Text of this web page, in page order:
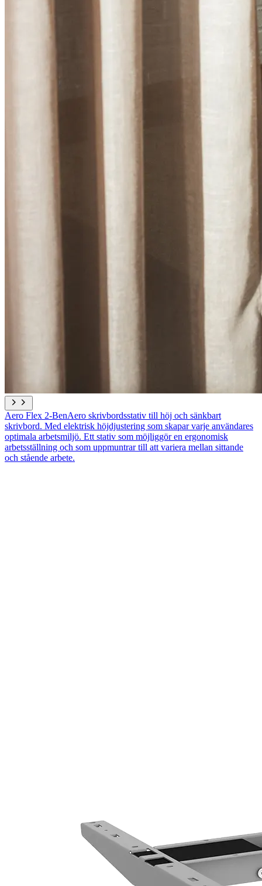
Aero Flex 2-BenAero skrivbordsstativ till höj och sänkbart
skrivbord. Med elektrisk höjdjustering som skapar varje användares
optimala arbetsmiljö. Ett stativ som möjliggör en ergonomisk
arbetsställning och som uppmuntrar till att variera mellan sittande
och stående arbete.